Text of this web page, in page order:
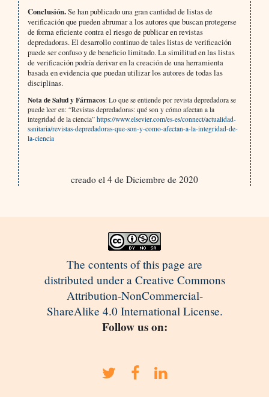
Conclusión.Se han publicado una gran cantidad de listas de
verificación que pueden abrumar a los autores que buscan protegerse
de forma eficiente contra el riesgo de publicar en revistas
depredadoras. El desarrollo continuo de tales listas de verificación
puede ser confuso y de beneficio limitado. La similitud en las listas
de verificación podría derivar en la creación de una herramienta
basada en evidencia que puedan utilizar los autores de todas las
disciplinas.
Nota de Salud y Fármacos: Lo que se entiende por revista depredadora se
puede leer en: “Revistas depredadoras: qué son y cómo afectan a la
integridad de la ciencia” https://www.elsevier.com/es-es/connect/actualidad-
sanitaria/revistas-depredadoras-que-son-y-como-afectan-a-la-integridad-de-
la-ciencia
creado el 4 de Diciembre de 2020
The contents of this page are
distributed under a Creative Commons
Attribution-NonCommercial-
ShareAlike 4.0 International License.
Follow us on: